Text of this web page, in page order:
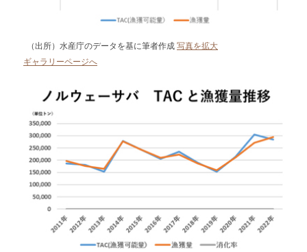
（出所）水産庁のデータを基に筆者作成 写真を拡大
ギャラリーページへ